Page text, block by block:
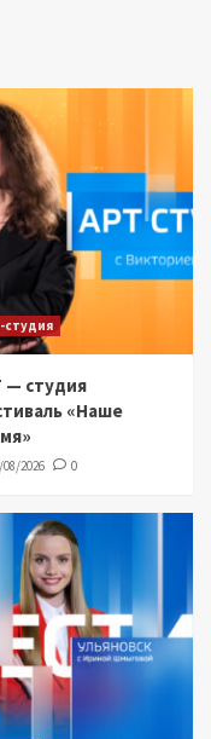
студия
— студия
«Наше
08/2026 0